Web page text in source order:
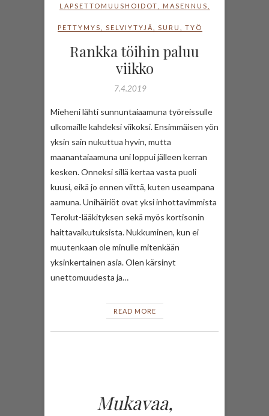
LAPSETTOMUUSHOIDOT MASENNUS
PETTYMYS SELVIYTYJÄ SURU TYÖ
Rankka töihin paluu
viikko
7.4.2019
Mieheni lähti sunnuntaiaamuna työreissulle
ulkomaille kahdeksi viikoksi. Ensimmäisen yön
yksin sain nukuttua hyvin, mutta
maanantaiaamuna uni loppui jälleen kerran
kesken. Onneksi sillä kertaa vasta puoli
kuusi, eikä jo ennen viittä, kuten useampana
aamuna. Unihäiriöt ovat yksi inhottavimmista
Terolut-lääkityksen sekä myös kortisonin
haittavaikutuksista. Nukkuminen, kun ei
muutenkaan ole minulle mitenkään
yksinkertainen asia. Olen kärsinyt
unettomuudesta ja…
READ MORE
Mukavaa,